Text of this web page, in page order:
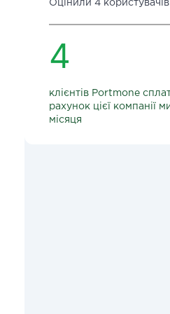
Оцінили 4 користувачів
4
клієнтів Portmone
рахунок цієї компанії
місяця